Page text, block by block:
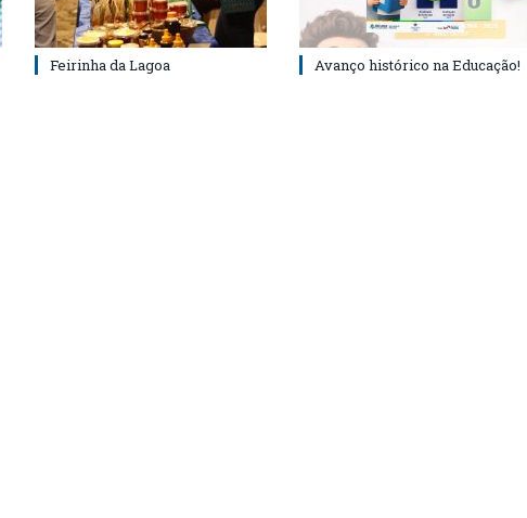
Feirinha da Lagoa Avanço histórico na Educação!